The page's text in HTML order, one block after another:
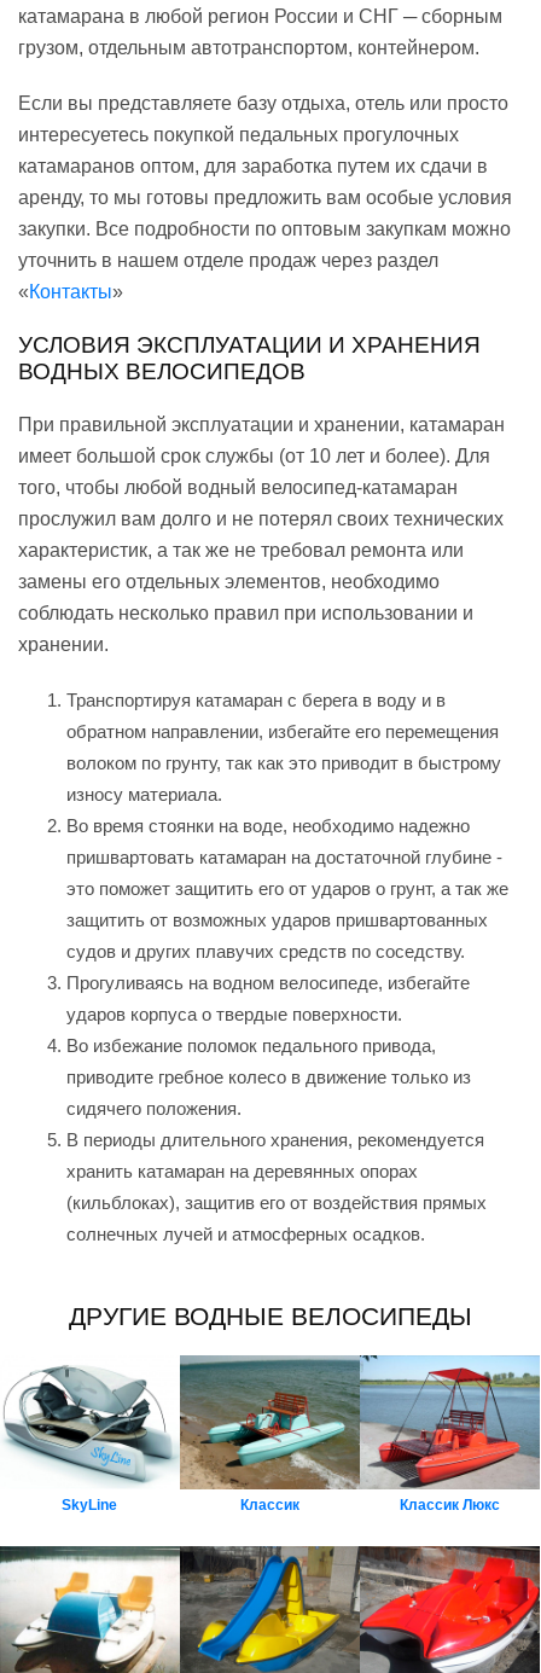
катамарана в любой регион России и СНГ ─ сборным
грузом, отдельным автотранспортом, контейнером.
Если вы представляете базу отдыха, отель или просто
интересуетесь покупкой педальных прогулочных
катамаранов оптом, для заработка путем их сдачи в
аренду, то мы готовы предложить вам особые условия
закупки. Все подробности по оптовым закупкам можно
уточнить в нашем отделе продаж через раздел
«Контакты»
УСЛОВИЯ ЭКСПЛУАТАЦИИ И ХРАНЕНИЯ
ВОДНЫХ ВЕЛОСИПЕДОВ
При правильной эксплуатации и хранении, катамаран
имеет большой срок службы (от 10 лет и более). Для
того, чтобы любой водный велосипед-катамаран
прослужил вам долго и не потерял своих технических
характеристик, а так же не требовал ремонта или
замены его отдельных элементов, необходимо
соблюдать несколько правил при использовании и
хранении.
Транспортируя катамаран с берега в воду и в
обратном направлении, избегайте его перемещения
волоком по грунту, так как это приводит в быстрому
износу материала.
Во время стоянки на воде, необходимо надежно
пришвартовать катамаран на достаточной глубине -
это поможет защитить его от ударов о грунт, а так же
защитить от возможных ударов пришвартованных
судов и других плавучих средств по соседству.
Прогуливаясь на водном велосипеде, избегайте
ударов корпуса о твердые поверхности.
Во избежание поломок педального привода,
приводите гребное колесо в движение только из
сидячего положения.
В периоды длительного хранения, рекомендуется
хранить катамаран на деревянных опорах
(кильблоках), защитив его от воздействия прямых
солнечных лучей и атмосферных осадков.
ДРУГИЕ ВОДНЫЕ ВЕЛОСИПЕДЫ
SkyLine Классик Классик Люкс